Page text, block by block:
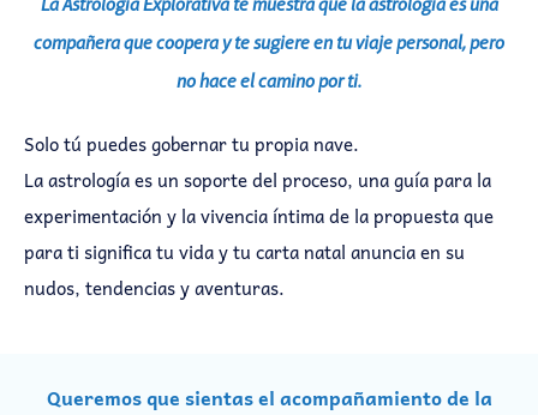
La Astrología Explorativa te muestra que la astrología es una
compañera que coopera y te sugiere en tu viaje personal, pero
no hace el camino por ti.
Solo tú puedes gobernar tu propia nave.
La astrología es un soporte del proceso, una guía para la
experimentación y la vivencia íntima de la propuesta que
para ti significa tu vida y tu carta natal anuncia en su
nudos, tendencias y aventuras.
Queremos que sientas el acompañamiento de la